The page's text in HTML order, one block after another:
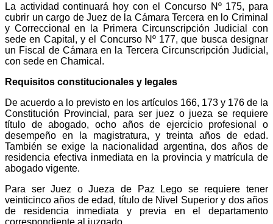
La actividad continuará hoy con el Concurso Nº 175, para
cubrir un cargo de Juez de la Cámara Tercera en lo Criminal
y Correccional en la Primera Circunscripción Judicial con
sede en Capital, y el Concurso Nº 177, que busca designar
un Fiscal de Cámara en la Tercera Circunscripción Judicial,
con sede en Chamical.
Requisitos constitucionales y legales
De acuerdo a lo previsto en los artículos 166, 173 y 176 de la
Constitución Provincial, para ser juez o jueza se requiere
título de abogado, ocho años de ejercicio profesional o
desempeño en la magistratura, y treinta años de edad.
También se exige la nacionalidad argentina, dos años de
residencia efectiva inmediata en la provincia y matrícula de
abogado vigente.
Para ser Juez o Jueza de Paz Lego se requiere tener
veinticinco años de edad, título de Nivel Superior y dos años
de residencia inmediata y previa en el departamento
correspondiente al juzgado.